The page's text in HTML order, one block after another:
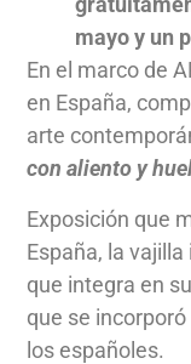
mayo y un
En el marco de
en España,
arte
con aliento y
Exposición que
España, la
que integra en
que se
los españoles.